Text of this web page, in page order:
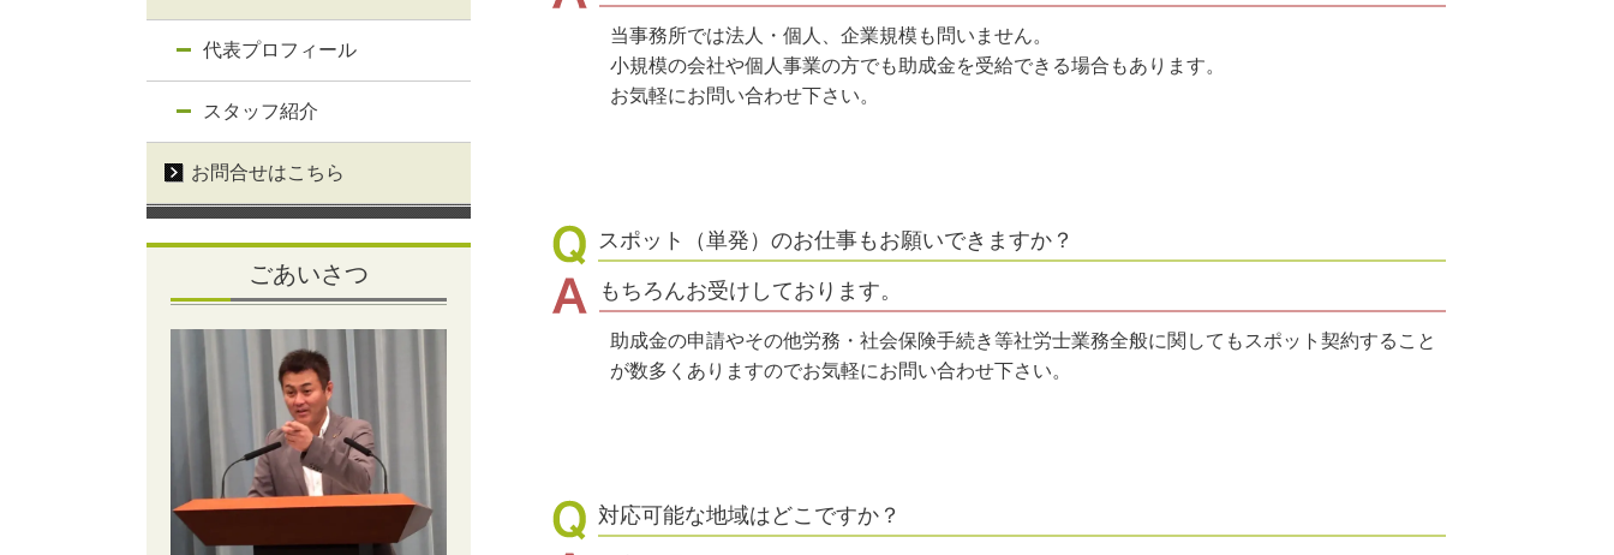
当事務所では法人・個人、企業規模も問いません。
小規模の会社や個人事業の方でも助成金を受給できる場合もあります。
お気軽にお問い合わせ下さい。
スポット（単発）のお仕事もお願いできますか？
もちろんお受けしております。
助成金の申請やその他労務・社会保険手続き等社労士業務全般に関してもスポット契約すること
が数多くありますのでお気軽にお問い合わせ下さい。
対応可能な地域はどこですか？
代表プロフィール
スタッフ紹介
お問合せはこちら
ごあいさつ